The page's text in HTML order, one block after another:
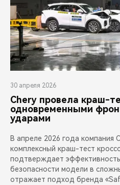
30 апреля 2026
Chery провела краш-
одновременными
ударами
В апреле 2026 года компания
комплексный краш-тест
подтверждает
безопасности модели в
отражает подход бренда